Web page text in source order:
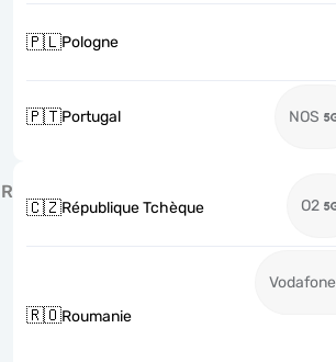
🇵🇱Pologne
🇵🇹Portugal NOS
R
🇨🇿République Tchèque O2
🇷🇴Roumanie
Vodafone